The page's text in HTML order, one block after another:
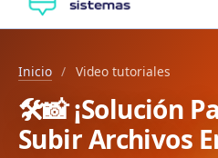
Inicio / Video tutoriales
🛠️📸 ¡Solución
Subir Archivos